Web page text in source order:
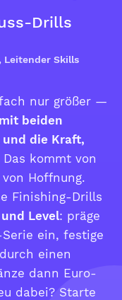
Drills
, Leitender Skills
nur größer —
beiden
die Kraft,
Das kommt von
Hoffnung.
Finishing-Drills
Level: präge
ein, festige
einen
dann Euro-
dabei? Starte